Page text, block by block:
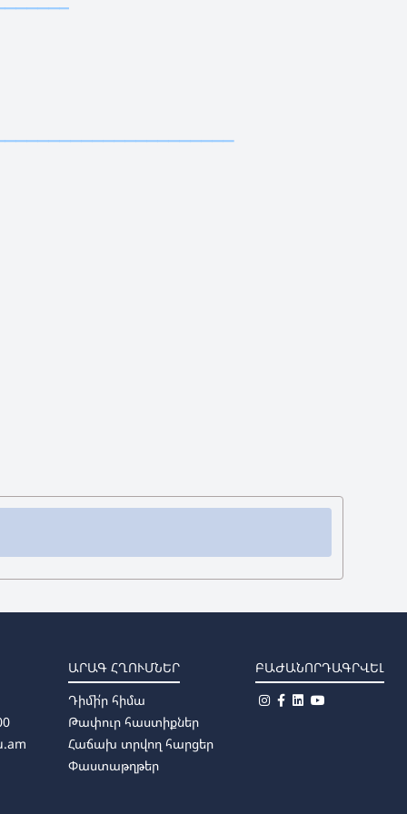
—————————
ԱՐԱԳ ՀՂՈՒՄՆԵՐ
Դիմի՛ր հիմա
Թափուր հաստիքներ
Հաճախ տրվող հարցեր
Փաստաթղթեր
ԲԱԺԱՆՈՐԴԱԳՐՎԵԼ